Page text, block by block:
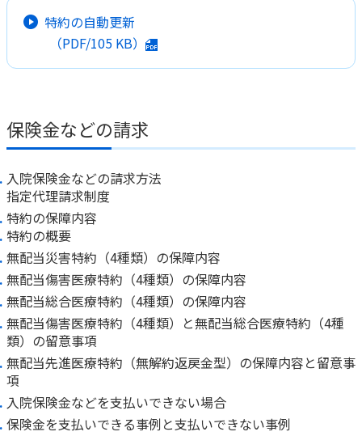
特約の自動更新
（PDF/105 KB）
保険金などの請求
入院保険金などの請求方法
指定代理請求制度
特約の保障内容
特約の概要
無配当災害特約（4種類）の保障内容
無配当傷害医療特約（4種類）の保障内容
無配当総合医療特約（4種類）の保障内容
無配当傷害医療特約（4種類）と無配当総合医療特約（4種
類）の留意事項
無配当先進医療特約（無解約返戻金型）の保障内容と留意事
項
入院保険金などを支払いできない場合
保険金を支払いできる事例と支払いできない事例